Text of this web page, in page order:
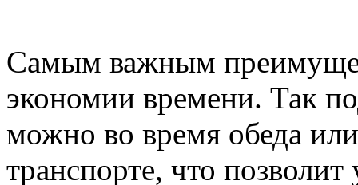
Самым важным
экономии времени. Так
можно во время обеда
транспорте, что